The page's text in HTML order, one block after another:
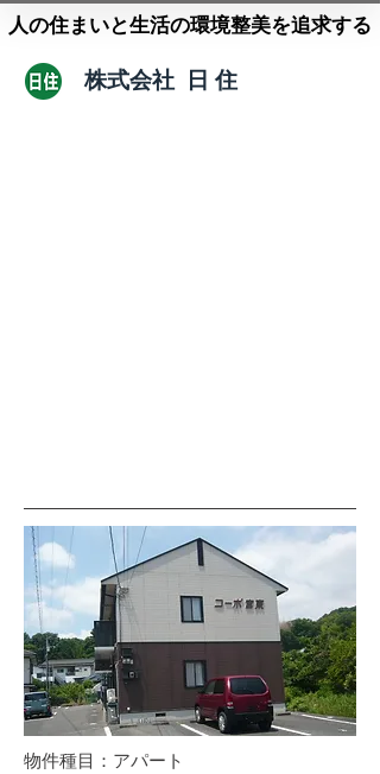
人の住まいと生活の環境整美を追求する
株式会社 日 住
物件種目：アパート